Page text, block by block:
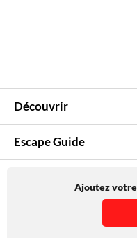
Découvrir
Escape Guide
Ajoutez votre